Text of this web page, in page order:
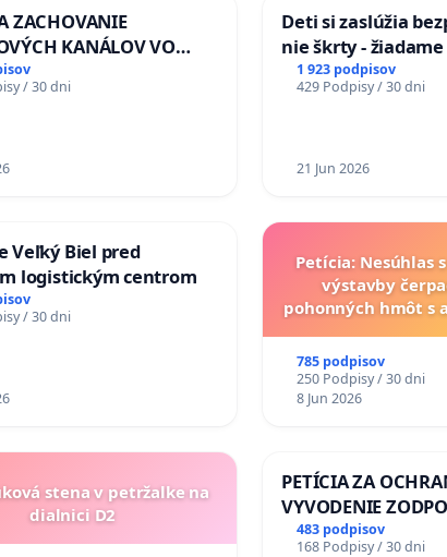
ZACHOVANIE
KANÁLOV VO
VLASTNÍCTVE A POD
SLOVENSKEJ
kanálov na
/ 30 dni
Deti si zaslúžia
nie škrty -
opatrenia na
školstve
1 923 podpisov
429 Podpisy / 30 dni
21 Jun 2026
Veľký Biel pred
logistickým centrom
/ 30 dni
Petícia: Nesúhlas
výstavby
pohonných hmôt s
Grob -
785 podpisov
250 Podpisy / 30 dni
8 Jun 2026
stena v petržalke na
dialnici D2
PETÍCIA ZA
VYVODENIE
DLHOROČNÚ
483 podpisov
168 Podpisy / 30 dni